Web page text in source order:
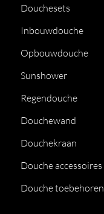
Douchesets
Inbouwdouche
Opbouwdouche
Sunshower
Regendouche
Douchewand
Douchekraan
Douche accessoires
Douche toebehoren